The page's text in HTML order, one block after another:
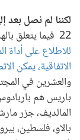
لكننا لم نصل بعد
22 فيما يتعلق بالهدف الأول، وعند واحد في المائة للهدف الثاني (
للاطلاع على أداة
الاتفاقية، يمكن
والعشرين في
باريس هم
المالديف، جزر
بالاو، فلسطين،